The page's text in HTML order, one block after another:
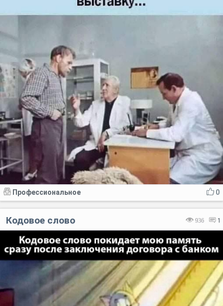
0
Профессиональное
936 1
Кодовое слово